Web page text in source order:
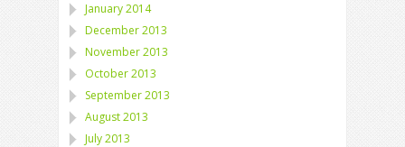
January 2014
December 2013
November 2013
October 2013
September 2013
August 2013
July 2013